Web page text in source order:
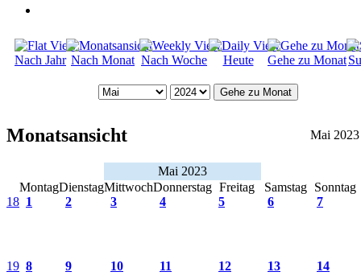
Nach Jahr Nach Monat Nach Woche Heute Gehe zu Monat
Gehe zu Monat
Monatsansicht Mai 2023
Mai 2023
MontagDienstagMittwochDonnerstag Freitag Samstag Sonntag
18 1 2 3 4 5 6 7
19 8 9 10 11 12 13 14